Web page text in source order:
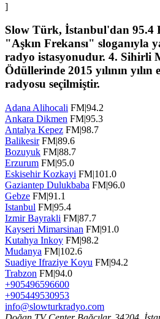
]
Slow Türk, İstanbul'dan 95.4
"Aşkın Frekansı" sloganıyla
radyo istasyonudur. 4. Sihirli
Ödüllerinde 2015 yılının
radyosu seçilmiştir.
Adana Alihocali FM|94.2
Ankara Dikmen FM|95.3
Antalya Kepez FM|98.7
Balikesir FM|89.6
Bozuyuk FM|88.7
Erzurum FM|95.0
Eskisehir Kozkayi FM|101.0
Gaziantep Dulukbaba FM|96.0
Gebze FM|91.1
Istanbul FM|95.4
Izmir Bayrakli FM|87.7
Kayseri Mimarsinan FM|91.0
Kutahya Inkoy FM|98.2
Mudanya FM|102.6
Suadiye Ifraziye Koyu FM|94.2
Trabzon FM|94.0
+905496596600
+905449530953
info@slowturkradyo.com